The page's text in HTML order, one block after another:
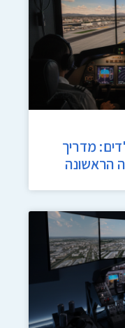
מדריך
הראשונה